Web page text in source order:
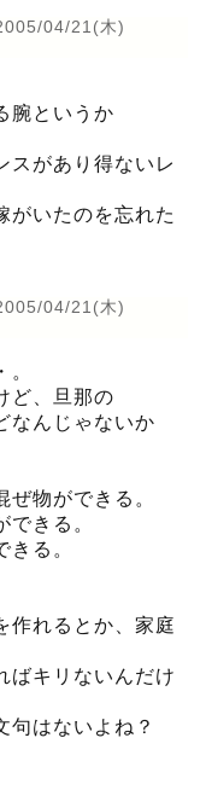
04/21(木)
腕というか
スがあり得ないレ
がいたのを忘れた
04/21(木)
ど、旦那の
なんじゃないか
ぜ物ができる。
きる。
る。
作れるとか、家庭
ばキリないんだけ
句はないよね？